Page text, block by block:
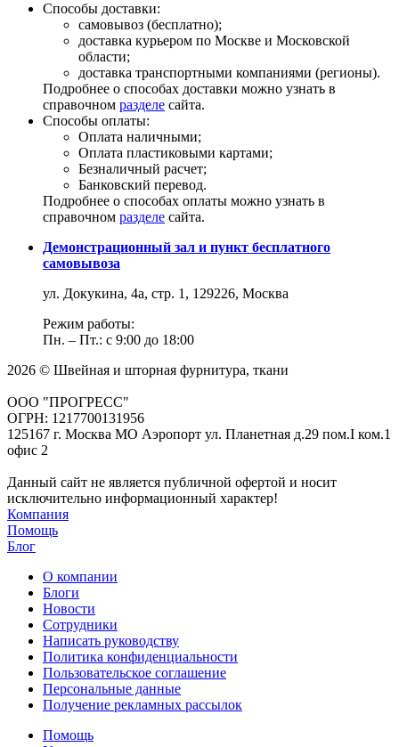
Способы доставки:
самовывоз (бесплатно);
доставка курьером по Москве и Московской
области;
доставка транспортными компаниями (регионы).
Подробнее о способах доставки можно узнать в
справочном разделе сайта.
Способы оплаты:
Оплата наличными;
Оплата пластиковыми картами;
Безналичный расчет;
Банковский перевод.
Подробнее о способах оплаты можно узнать в
справочном разделе сайта.
Демонстрационный зал и пункт бесплатного
самовывоза
ул. Докукина, 4а, стр. 1, 129226, Москва
Режим работы:
Пн. – Пт.: с 9:00 до 18:00
2026 © Швейная и шторная фурнитура, ткани
ООО "ПРОГРЕСС"
ОГРН: 1217700131956
125167 г. Москва МО Аэропорт ул. Планетная д.29 пом.I ком.1
офис 2
Данный сайт не является публичной офертой и носит
исключительно информационный характер!
Компания
Помощь
Блог
О компании
Блоги
Новости
Сотрудники
Написать руководству
Политика конфиденциальности
Пользовательское соглашение
Персональные данные
Получение рекламных рассылок
Помощь